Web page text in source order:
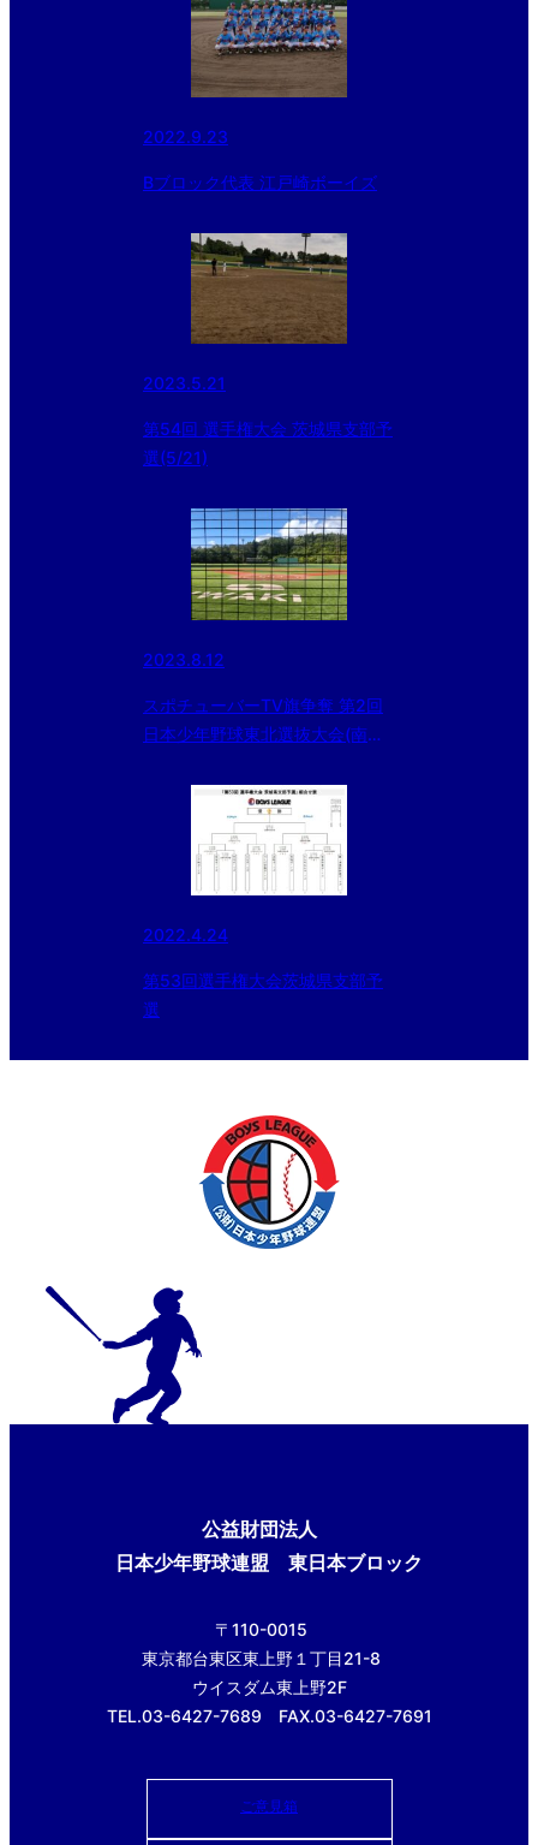
2022.9.23
Bブロック代表 江戸崎ボーイズ
2023.5.21
第54回 選手権大会 茨城県支部予
選(5/21)
2023.8.12
スポチューバーTV旗争奪 第2回
日本少年野球東北選抜大会(南部
2022.4.24
第53回選手権大会茨城県支部予
選
公益財団法人
日本少年野球連盟 東日本ブロック
〒110-0015
東京都台東区東上野１丁目21-8
ウイスダム東上野2F
TEL.03-6427-7689 FAX.03-6427-7691
ご意見箱